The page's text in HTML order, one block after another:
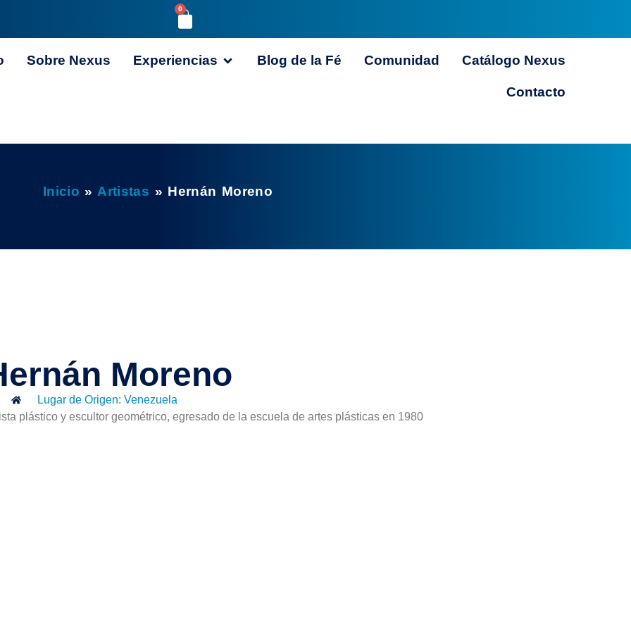
0
Sobre Nexus Experiencias Blog de la Fé Comunidad Catálogo Nexus
Contacto
Inicio » Artistas » Hernán Moreno
Moreno
Lugar de Origen: Venezuela
plástico y escultor geométrico, egresado de la escuela de artes plásticas en 1980